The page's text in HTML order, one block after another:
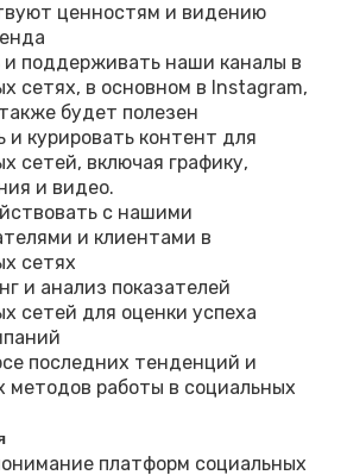
ценностям и видению
и поддерживать наши каналы в
сетях, в основном в Instagram,
будет полезен
и курировать контент для
сетей, включая графику,
и видео.
с нашими
и клиентами в
сетях
и анализ показателей
сетей для оценки успеха
последних тенденций и
методов работы в социальных
платформ социальных